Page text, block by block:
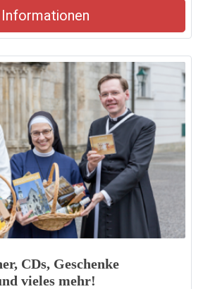
Informationen
CDs, Geschenke
vieles mehr!